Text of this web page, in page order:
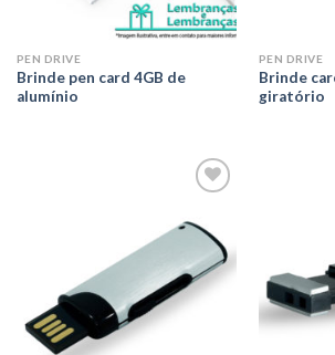
PEN DRIVE
Brinde pen card 4GB de
alumínio
PEN DRIVE
Brinde
giratório
aos meus
desejos